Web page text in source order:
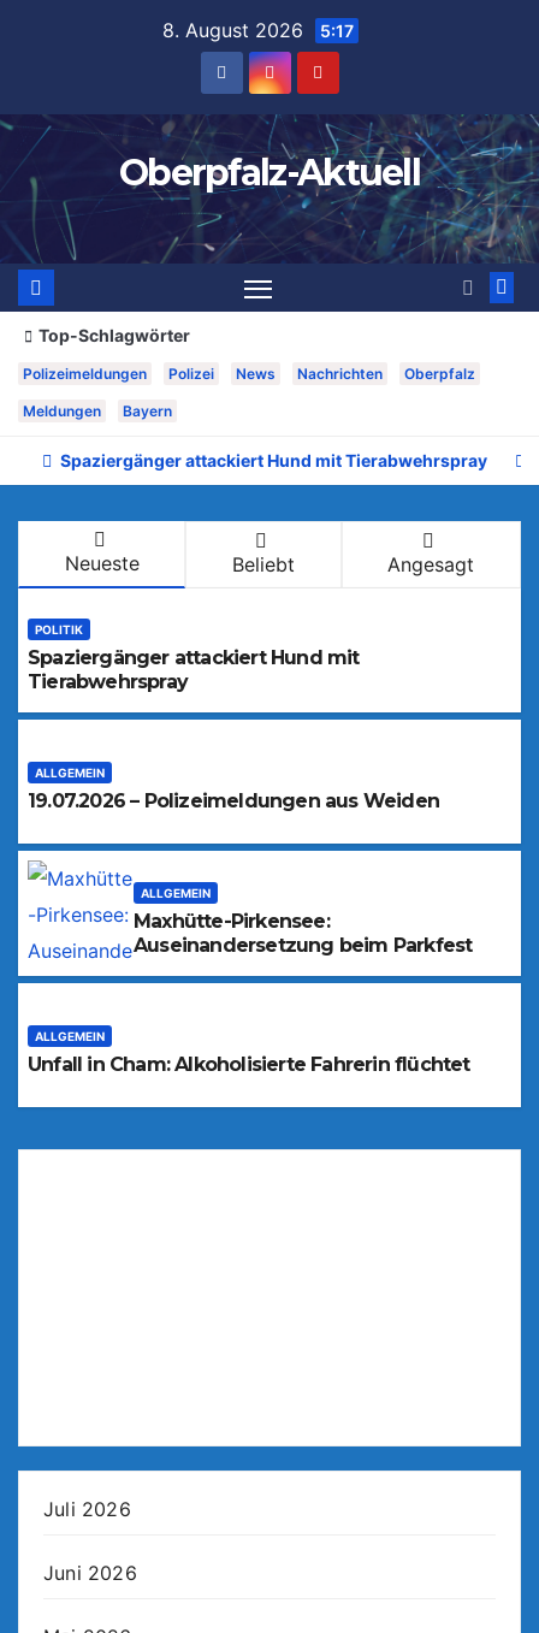
8. August 2026 5:17
Oberpfalz-Aktuell
Top-Schlagwörter
Polizeimeldungen Polizei News Nachrichten Oberpfalz
Meldungen Bayern
Spaziergänger attackiert Hund mit Tierabwehrspray
Neueste Beliebt Angesagt
POLITIK
Spaziergänger attackiert Hund mit
Tierabwehrspray
ALLGEMEIN
19.07.2026 – Polizeimeldungen aus Weiden
ALLGEMEIN
Maxhütte-Pirkensee:
Auseinandersetzung beim Parkfest
ALLGEMEIN
Unfall in Cham: Alkoholisierte Fahrerin flüchtet
Juli 2026
Juni 2026